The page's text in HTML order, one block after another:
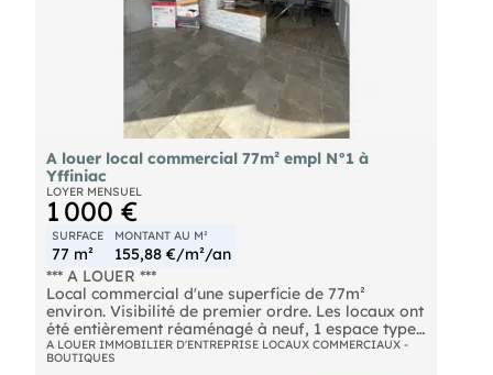
A louer local commercial 77m² empl N°1 à
Yffiniac
LOYER MENSUEL
1 000 €
SURFACE
77 m²
MONTANT AU M²
155,88 €/m²/an
*** A LOUER ***
Local commercial d'une superficie de 77m²
environ. Visibilité de premier ordre. Les locaux ont
été entièrement réaménagé à neuf, 1 espace type
open space, 1 bureau indépendant et sanitaire à
disposition.
A LOUER IMMOBILIER D'ENTREPRISE LOCAUX COMMERCIAUX -
BOUTIQUES